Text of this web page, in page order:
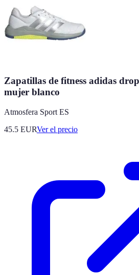
Zapatillas de fitness adidas
mujer blanco
Atmosfera Sport ES
45.5 EURVer el precio